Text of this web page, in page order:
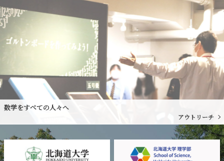
数学をすべての人々へ
アウトリーチ